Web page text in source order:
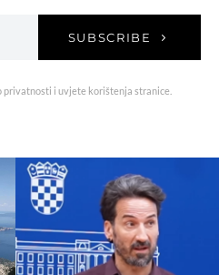
SUBSCRIBE
i uvjete korištenja stranice.